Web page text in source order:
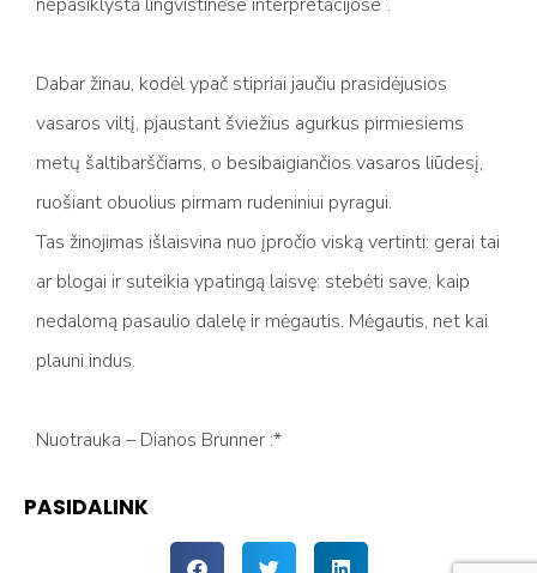
Dabar žinau, kodėl ypač stipriai jaučiu prasidėjusios
vasaros viltį, pjaustant šviežius agurkus pirmiesiems
metų šaltibarščiams, o besibaigiančios vasaros liūdesį,
ruošiant obuolius pirmam rudeniniui pyragui.
Tas žinojimas išlaisvina nuo įpročio viską vertinti: gerai tai
ar blogai ir suteikia ypatingą laisvę: stebėti save, kaip
nedalomą pasaulio dalelę ir mėgautis. Mėgautis, net kai
plauni indus.
Nuotrauka – Dianos Brunner :*
PASIDALINK